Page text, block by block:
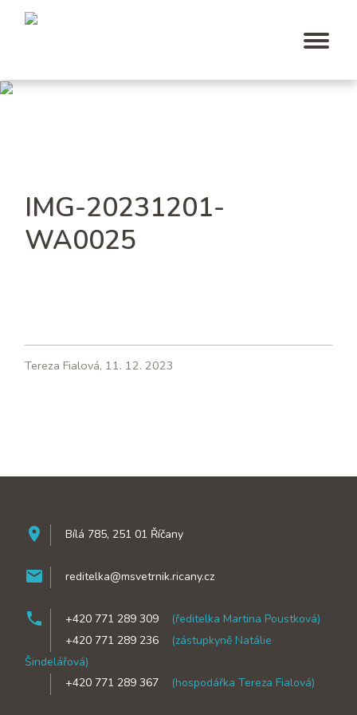
IMG-20231201-
WA0025
Tereza Fialová, 11. 12. 2023
room Bílá 785, 251 01 Říčany
mail reditelka@msvetrnik.ricany.cz
phone +420 771 289 309 (ředitelka Martina Poustková)
+420 771 289 236
(zástupkyně Natálie
Šindelářová)
+420 771 289 367 (hospodářka Tereza Fialová)